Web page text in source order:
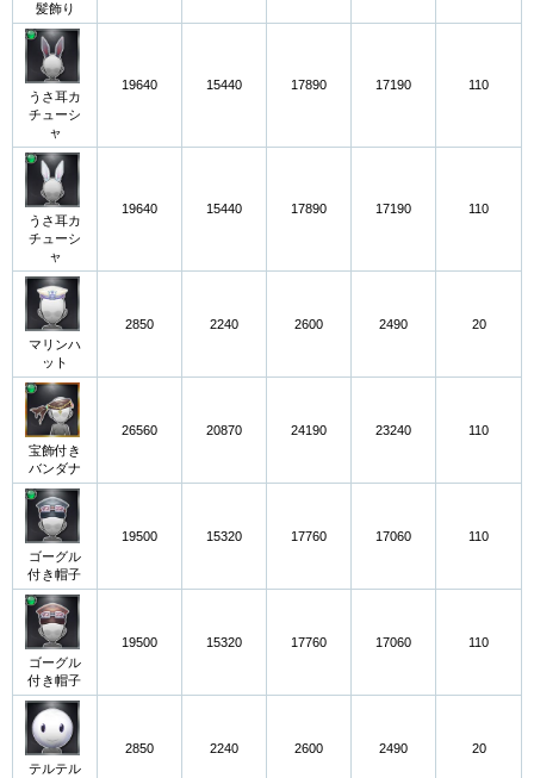
髪飾り
うさ耳カ
チューシ
ャ
19640 15440 17890 17190 110
うさ耳カ
チューシ
ャ
19640 15440 17890 17190 110
マリンハ
ット
2850 2240 2600 2490 20
宝飾付き
バンダナ
26560 20870 24190 23240 110
ゴーグル
付き帽子
19500 15320 17760 17060 110
ゴーグル
付き帽子
19500 15320 17760 17060 110
テルテル
2850 2240 2600 2490 20